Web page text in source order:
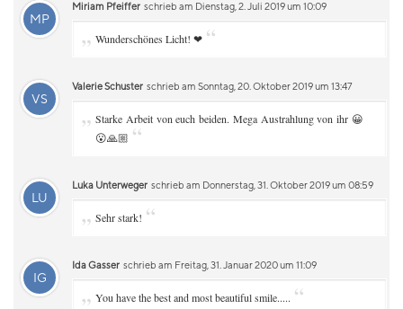
MP
Miriam Pfeiffer schrieb am Dienstag, 2. Juli 2019 um 10:09
„ Wunderschönes Licht! ❤ “
VS
Valerie Schuster schrieb am Sonntag, 20. Oktober 2019 um 13:47
„ Starke Arbeit von euch beiden. Mega Austrahlung von ihr 😀
😮🙏🏼 “
LU
Luka Unterweger schrieb am Donnerstag, 31. Oktober 2019 um 08:59
„ Sehr stark! “
IG
Ida Gasser schrieb am Freitag, 31. Januar 2020 um 11:09
„ You have the best and most beautiful smile..... “